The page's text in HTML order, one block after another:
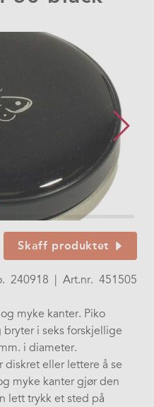
Skaff produktet
240918 | Art.nr. 451505
myke kanter. Piko
i seks forskjellige
i diameter.
diskret eller lettere å se
myke kanter gjør den
lett trykk et sted på